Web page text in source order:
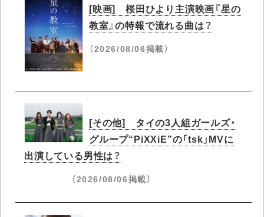
[映画] 桜田ひより主演映画『星の
教室』の特報で流れる曲は？
（2026/08/06掲載）
[その他] タイの3人組ガールズ・
グループ“PiXXiE”の「tsk」MVに
出演している男性は？
（2026/08/06掲載）